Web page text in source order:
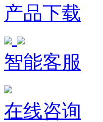
产品下载
智能客服
在线咨询